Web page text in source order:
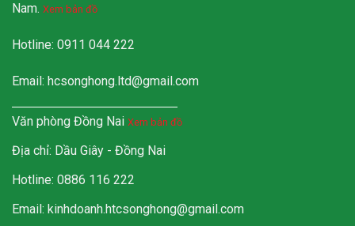
Nam. Xem bản đồ
Hotline: 0911 044 222
Email: hcsonghong.ltd@gmail.com
Văn phòng Đồng Nai Xem bản đồ
Địa chỉ: Dầu Giây - Đồng Nai
Hotline: 0886 116 222
Email: kinhdoanh.htcsonghong@gmail.com